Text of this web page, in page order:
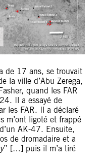
de 17 ans, se trouvait
la ville d’Abu Zerega,
quand les FAR
Il a essayé de
les FAR. Il a déclaré
m’ont ligoté et frappé
AK-47. Ensuite,
de dromadaire et a
” […] puis il m’a tiré